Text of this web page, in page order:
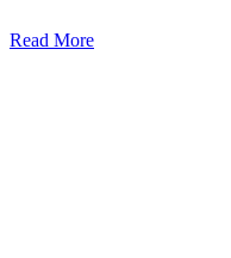
Read More